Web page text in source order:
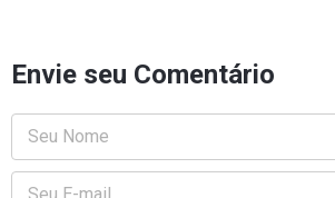
Envie seu Comentário